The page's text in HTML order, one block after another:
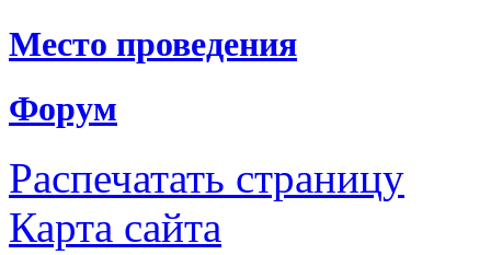
Место проведения
Форум
Распечатать страницу
Карта сайта